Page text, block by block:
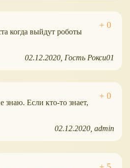
когда выйдут роботы
02.12.2020 Гость Рокси01
Если кто-то знает,
02.12.2020 admin